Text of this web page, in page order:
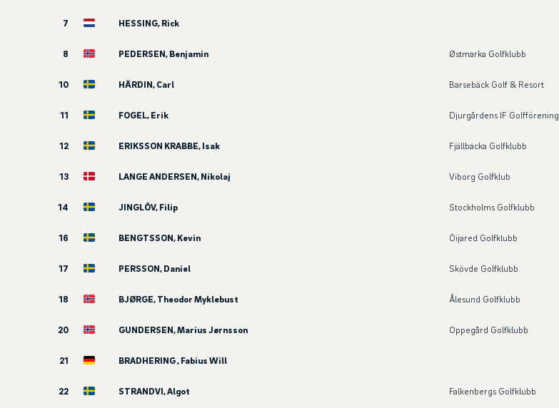
7 HESSING, Rick
8 PEDERSEN, Benjamin Østmarka Golfklubb
10 HÄRDIN, Carl Barsebäck Golf & Resort
11 FOGEL, Erik Djurgårdens IF Golfförening
12 ERIKSSON KRABBE, Isak Fjällbacka Golfklubb
13 LANGE ANDERSEN, Nikolaj Viborg Golfklub
14 JINGLÖV, Filip Stockholms Golfklubb
16 BENGTSSON, Kevin Öijared Golfklubb
17 PERSSON, Daniel Skövde Golfklubb
18 BJØRGE, Theodor Myklebust Ålesund Golfklubb
20 GUNDERSEN, Marius Jørnsson Oppegård Golfklubb
21 BRADHERING , Fabius Will
22 STRANDVI, Algot Falkenbergs Golfklubb